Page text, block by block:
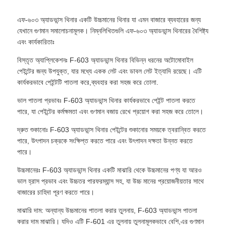
এফ-৬০৩ অ্যাডভান্স থিনার একটি উচ্চমানের থিনার যা এমন বাজারে ব্যবহারের জন্য
যেখানে গুণমান সমালোচনামূলক। নিম্নলিখিতগুলি এফ-৬০৩ অ্যাডভান্স থিনারের বৈশিষ্ট্য
এবং কার্যকারিতাঃ
বিস্তৃত অ্যাপ্লিকেশনঃ F-603 অ্যাডভান্স থিনার বিভিন্ন ধরনের অটোমোবাইল
পেইন্টের জন্য উপযুক্ত, যার মধ্যে একক লেট এবং ডাবল লেট ইত্যাদি রয়েছে। এটি
কার্যকরভাবে পেইন্টটি পাতলা করে,ব্যবহার করা সহজ করে তোলা.
ভাল পাতলা প্রভাবঃ F-603 অ্যাডভান্স থিনার কার্যকরভাবে পেইন্ট পাতলা করতে
পারে, যা পেইন্টের কর্মক্ষমতা এবং গুণমান বজায় রেখে প্রয়োগ করা সহজ করে তোলে।
দ্রুত শুকানোঃ F-603 অ্যাডভান্স থিনার পেইন্টের শুকানোর সময়কে ত্বরান্বিত করতে
পারে, উৎপাদন চক্রকে সংক্ষিপ্ত করতে পারে এবং উৎপাদন দক্ষতা উন্নত করতে
পারে।
উচ্চমানেরঃ F-603 অ্যাডভান্স থিনার একটি মাঝারি থেকে উচ্চমানের পণ্য যা আরও
ভাল হ্রাস প্রভাব এবং উচ্চতর পারফরম্যান্স সহ, যা উচ্চ মানের প্রয়োজনীয়তার সাথে
বাজারের চাহিদা পূরণ করতে পারে।
মাঝারি দাম: অন্যান্য উচ্চমানের পাতলা করার তুলনায়, F-603 অ্যাডভান্স পাতলা
করার দাম মাঝারি। যদিও এটি F-601 এর তুলনায় তুলনামূলকভাবে বেশি,এর গুণমান